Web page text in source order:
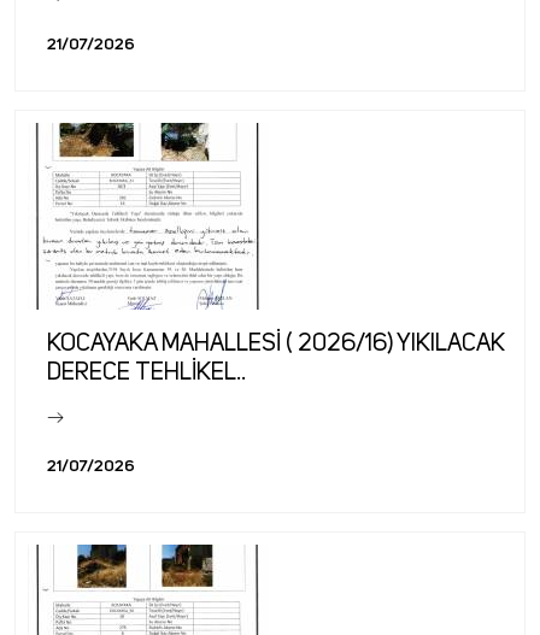
21/07/2026
KOCAYAKA MAHALLESİ ( 2026/16) YIKILACAK
DERECE TEHLİKEL..
21/07/2026